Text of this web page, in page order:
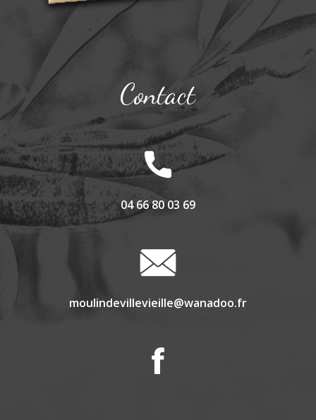
Contact
04 66 80 03 69
moulindevillevieille@wanadoo.fr